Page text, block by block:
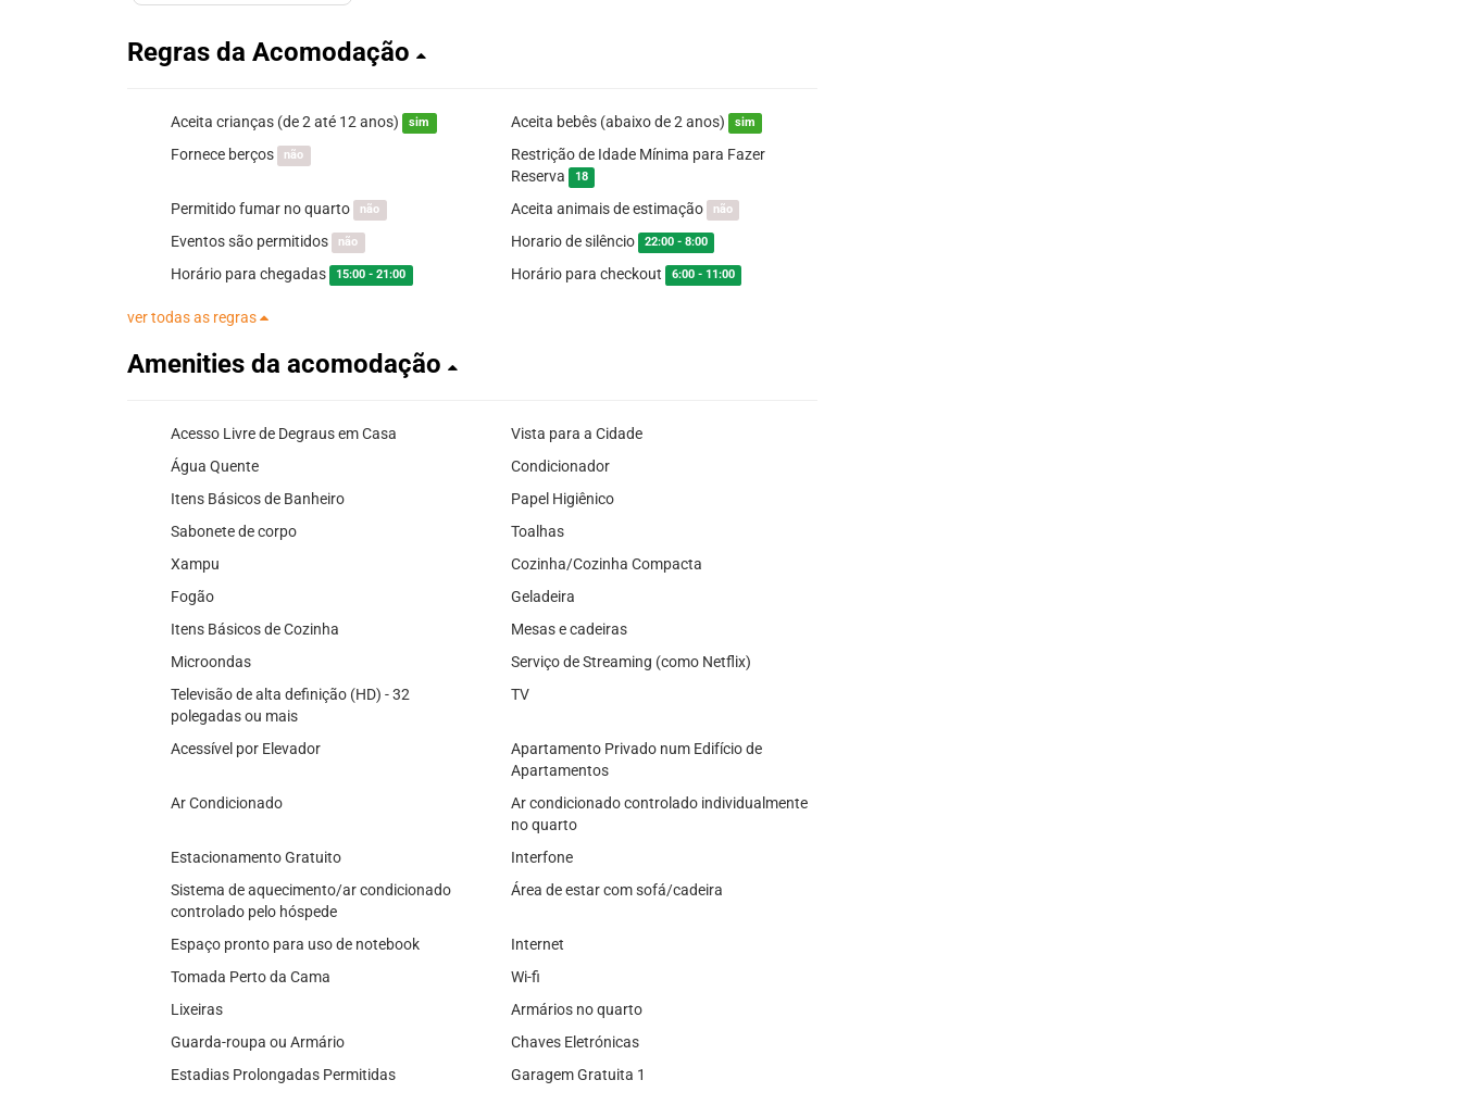
Regras da Acomodação
Aceita crianças (de 2 até 12 anos) sim Aceita bebês (abaixo de 2 anos) sim
Fornece berços não
Restrição de Idade Mínima para Fazer
Reserva
18
Permitido fumar no quarto não Aceita animais de estimação não
Eventos são permitidos não Horario de silêncio 22:00 - 8:00
Horário para chegadas 15:00 - 21:00 Horário para checkout 6:00 - 11:00
ver todas as regras
Amenities da acomodação
Acesso Livre de Degraus em Casa
Vista para a Cidade
Água Quente
Condicionador
Itens Básicos de Banheiro
Papel Higiênico
Sabonete de corpo
Toalhas
Xampu
Cozinha/Cozinha Compacta
Fogão
Geladeira
Itens Básicos de Cozinha
Mesas e cadeiras
Microondas
Serviço de Streaming (como Netflix)
Televisão de alta definição (HD) - 32
polegadas ou mais
TV
Acessível por Elevador
Apartamento Privado num Edifício de
Apartamentos
Ar Condicionado
Ar condicionado controlado individualmente
no quarto
Estacionamento Gratuito
Interfone
Sistema de aquecimento/ar condicionado
controlado pelo hóspede
Área de estar com sofá/cadeira
Espaço pronto para uso de notebook
Internet
Tomada Perto da Cama
Wi-fi
Lixeiras
Armários no quarto
Guarda-roupa ou Armário
Chaves Eletrónicas
Estadias Prolongadas Permitidas
Garagem Gratuita 1